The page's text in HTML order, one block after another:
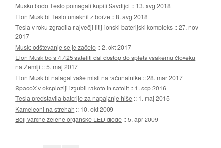
Musku bodo Teslo pomagali kupiti Savdijci :: 13. avg 2018
Elon Musk bi Teslo umaknil z borze ::8. avg 2018
Tesla v roku zgradila največji litij-ionski baterijski kompleks ::27. nov
2017
Musk: odštevanje se je začelo ::2. okt 2017
Elon Musk bo s 4.425 sateliti dal dostop do spleta vsakemu človeku
na Zemlji ::5. maj 2017
Elon Musk bi nalagal vaše misli na računalnike ::28. mar 2017
SpaceX v eksploziji izgubil raketo in satelit :: 1. sep 2016
Tesla predstavila baterije za napajanje hiše :: 1. maj 2015
Kameleoni na strehah :: 10. okt 2009
Bolj varčne zelene organske LED diode ::5. apr 2009